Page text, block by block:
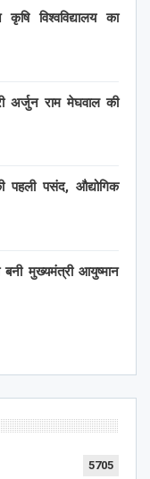
विश्वविद्यालय का
अर्जुन राम मेघवाल की
पहली पसंद, औद्योगिक
मुख्यमंत्री आयुष्मान
5705